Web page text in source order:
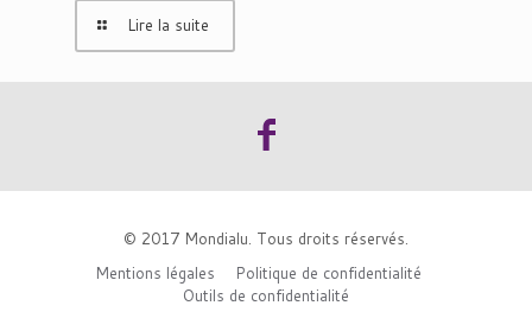
Lire la suite
© 2017 Mondialu. Tous droits réservés.
Mentions légales
Politique de confidentialité
Outils de confidentialité